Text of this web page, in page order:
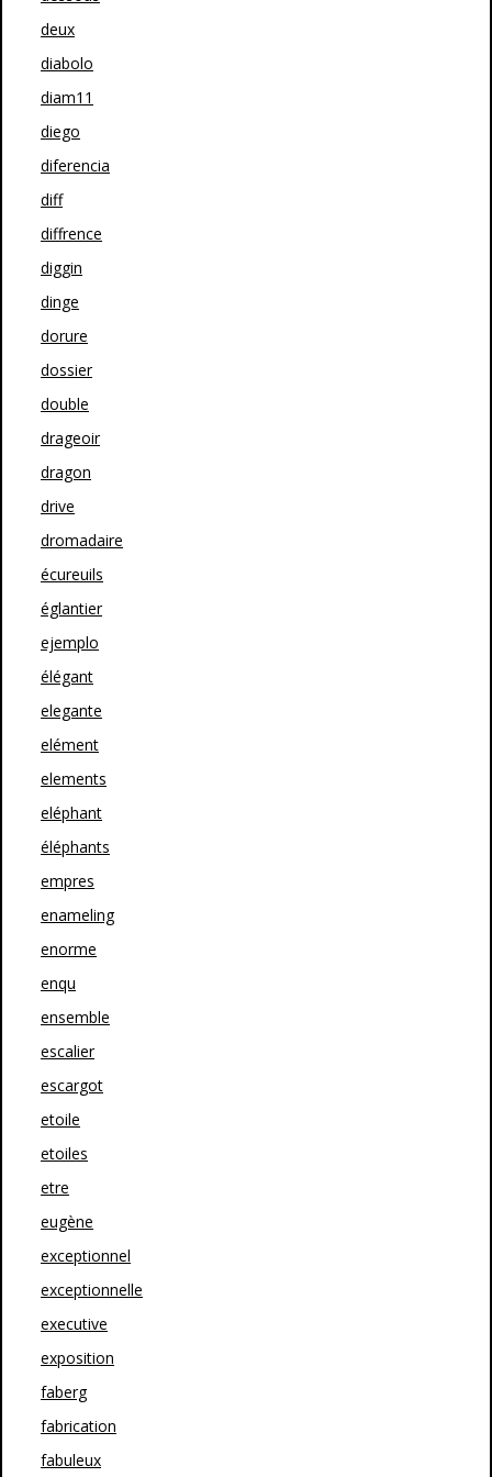
deux
diabolo
diam11
diego
diferencia
diff
diffrence
diggin
dinge
dorure
dossier
double
drageoir
dragon
drive
dromadaire
écureuils
églantier
ejemplo
élégant
elegante
elément
elements
eléphant
éléphants
empres
enameling
enorme
enqu
ensemble
escalier
escargot
etoile
etoiles
etre
eugène
exceptionnel
exceptionnelle
executive
exposition
faberg
fabrication
fabuleux